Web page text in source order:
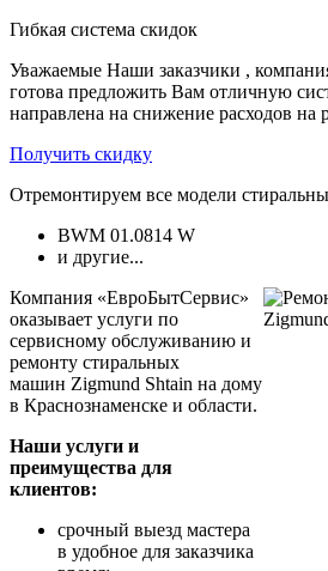
Гибкая система скидок
Уважаемые Наши заказчики ,
готова предложить Вам отличную
направлена на снижение расходов на
Получить скидку
Отремонтируем все модели
BWM 01.0814 W
и другие...
Компания «ЕвроБытСервис»
оказывает услуги по
сервисному обслуживанию и
ремонту стиральных
машин Zigmund Shtain на дому
в Краснознаменске и области.
Наши услуги и
преимущества для
клиентов:
срочный выезд мастера
в удобное для заказчика